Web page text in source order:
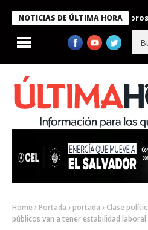
NOTICIAS DE ÚLTIMA HORA
Bukele condecora a miembros
Home Portada portada Clase
públicos van a tener estabilidad laboral